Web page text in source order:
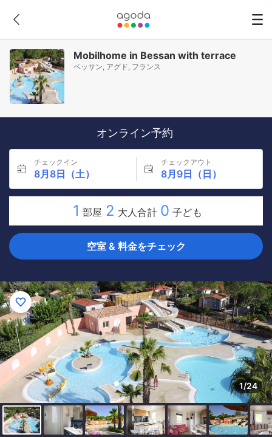
Mobilhome in Bessan with terrace
ベッサン, アグド, フランス
オンライン予約
チェックイン
8月8日（土）
チェックアウト
8月9日（日）
1 部屋 2 大人合計 0 子ども
空室 & 料金をチェック
1/24